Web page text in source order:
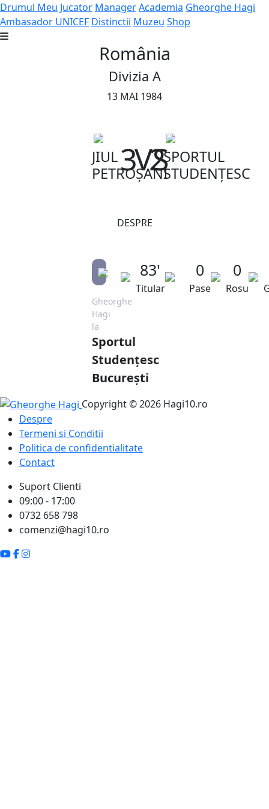
Drumul Meu Jucator ManagerAcademia Gheorghe Hagi
Ambasador UNICEF Distinctii Muzeu Shop
România
Divizia A
13 MAI 1984
JIUL
PETROȘANI
3VS
2SPORTUL
STUDENȚESC
DESPRE
Gheorghe
Hagi
la
Sportul
Studențesc
București
83'
Titular
0
Pase
0
Rosu
Copyright © 2026 Hagi10.ro
Despre
Termeni si Conditii
Politica de confidentialitate
Contact
Suport Clienti
09:00 - 17:00
0732 658 798
comenzi@hagi10.ro